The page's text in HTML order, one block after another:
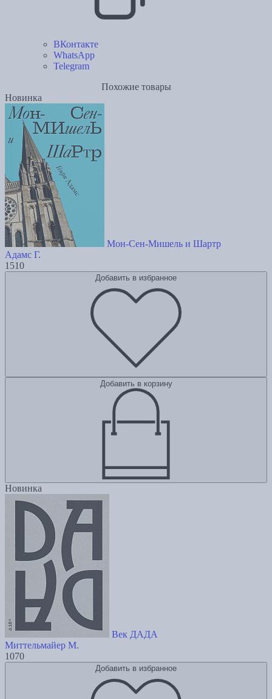
ВКонтакте
WhatsApp
Telegram
Похожие товары
Новинка
Мон-Сен-Мишель и Шартр
Адамс Г.
1510
Добавить в избранное
Добавить в корзину
Новинка
Век ДАДА
Миттельмайер М.
1070
Добавить в избранное